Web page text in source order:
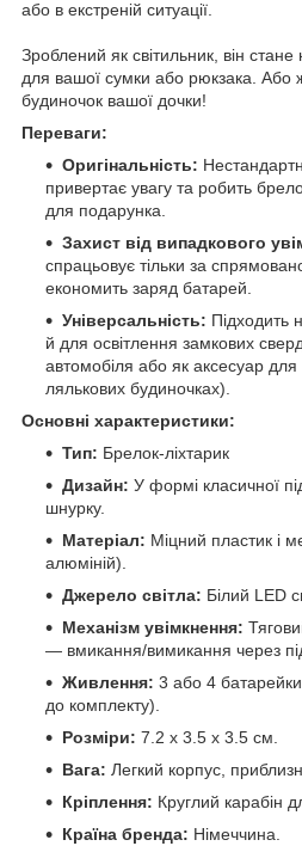
або в екстреній ситуації.
Зроблений як світильник, він
для вашої сумки або рюкзака. Або
будиночок вашої дочки!
Переваги:
Оригінальність:
привертає увагу та робить
для подарунка.
Захист від випадкового
спрацьовує тільки за
економить заряд батарей.
Універсальність: Підходить
й для освітлення замкових
автомобіля або як аксесуар
лялькових будиночках).
Основні характеристики:
Тип: Брелок-ліхтарик
Дизайн: У формі класичної
шнурку.
Матеріал: Міцний пластик і
алюміній).
Джерело світла: Білий LED
Механізм увімкнення:
— вмикання/вимикання через
Живлення: 3 або 4
до комплекту).
Розміри: 7.2 x 3.5 x 3.5 см.
Вага: Легкий корпус,
Кріплення: Круглий карабін
Країна бренда: Німеччина.